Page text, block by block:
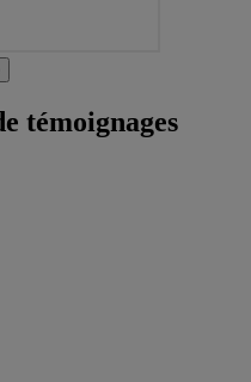
témoignages